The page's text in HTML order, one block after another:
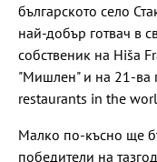
българското село
най-добър готвач в
собственик на Hiša
"Мишлен" и на 21-ва
restaurants in the
Малко по-късно ще
победители на